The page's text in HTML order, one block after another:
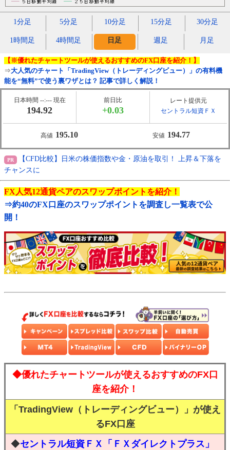
1分足 5分足 10分足 15分足 30分足
1時間足 4時間足 日足 週足 月足
【※優れたチャートツールが使えるおすすめのFX口座を紹介！】
⇒大人気のチャート「TradingView（トレーディングビュー）」の有料機
能を“無料”で使う裏ワザとは？ 記事で詳しく解説！
日本時間 --:--- 現在
194.92
前日比
+0.03
レート提供元
セントラル短資ＦＸ
高値 195.10 安値 194.77
【CFD比較】日米の株価指数や金・原油を取引！ 上昇＆下落を
チャンスに
FX人気12通貨ペアのスワップポイントを紹介！
⇒約40のFX口座のスワップポイントを調査し一覧表で公
開！
◆優れたチャートツールが使えるおすすめのFX口
座を紹介！
「TradingView（トレーディングビュー）」が使え
るFX口座
◆セントラル短資ＦＸ「ＦＸダイレクトプラス」